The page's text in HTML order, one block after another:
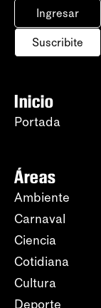
Ingresar
Suscribite
Inicio
Portada
Áreas
Ambiente
Carnaval
Ciencia
Cotidiana
Cultura
Deporte